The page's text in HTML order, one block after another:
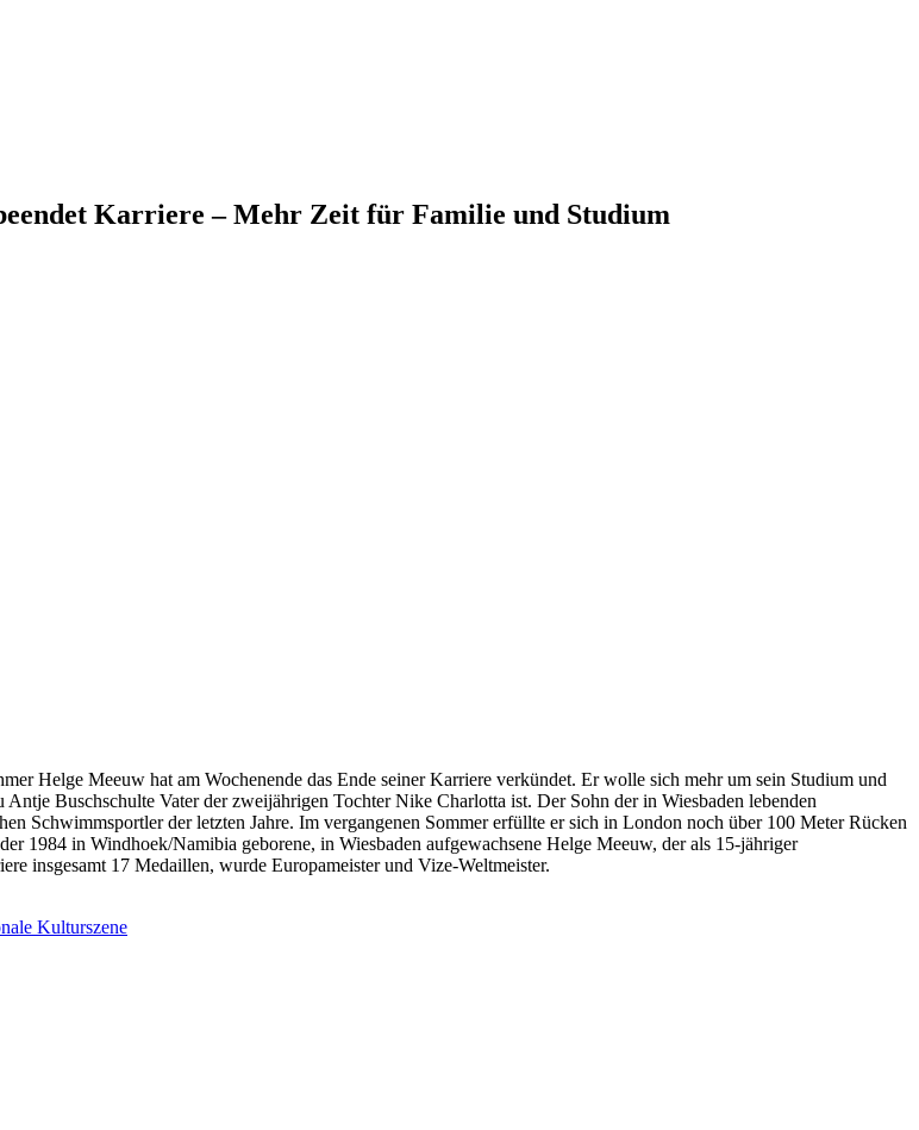
Karriere – Mehr Zeit für Familie und Studium
Helge Meeuw hat am Wochenende das Ende seiner Karriere verkündet. Er wolle sich mehr um sein Studium und
Buschschulte Vater der zweijährigen Tochter Nike Charlotta ist. Der Sohn der in Wiesbaden lebenden
Schwimmsportler der letzten Jahre. Im vergangenen Sommer erfüllte er sich in London noch über 100 Meter Rücken
1984 in Windhoek/Namibia geborene, in Wiesbaden aufgewachsene Helge Meeuw, der als 15-jähriger
insgesamt 17 Medaillen, wurde Europameister und Vize-Weltmeister.
Kulturszene